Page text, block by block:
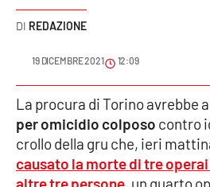
Podcast
Meteo
Editoriali
VIDEO
REDAZIONE
19 DICEMBRE 2021 12:09
La procura di Torino avrebbe
per omicidio colposo contro
crollo della gru che, ieri
causato la morte di tre
altre tre persone, un quarto